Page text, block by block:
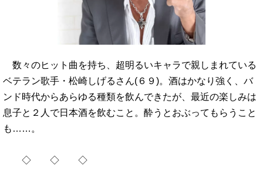
数々のヒット曲を持ち、超明るいキャラで親しまれている
ベテラン歌手・松崎しげるさん(６９)。酒はかなり強く、バ
ンド時代からあらゆる種類を飲んできたが、最近の楽しみは
息子と２人で日本酒を飲むこと。酔うとおぶってもらうこと
も……。
◇ ◇ ◇